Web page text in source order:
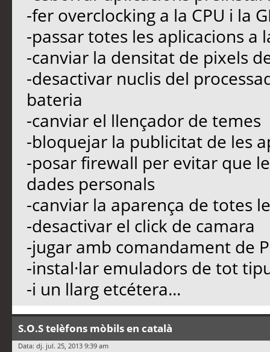
-fer overclocking a la CPU i la
-passar totes les aplicacions a
-canviar la densitat de pixels
-desactivar nuclis del
bateria
-canviar el llençador de temes
-bloquejar la publicitat de les
-posar firewall per evitar que
dades personals
-canviar la aparença de totes
-desactivar el click de camara
-jugar amb comandament de
-instal·lar emuladors de tot
-i un llarg etcétera...
S.O.S telèfons mòbils en català
Data: dj. jul. 25, 2013 9:39 am